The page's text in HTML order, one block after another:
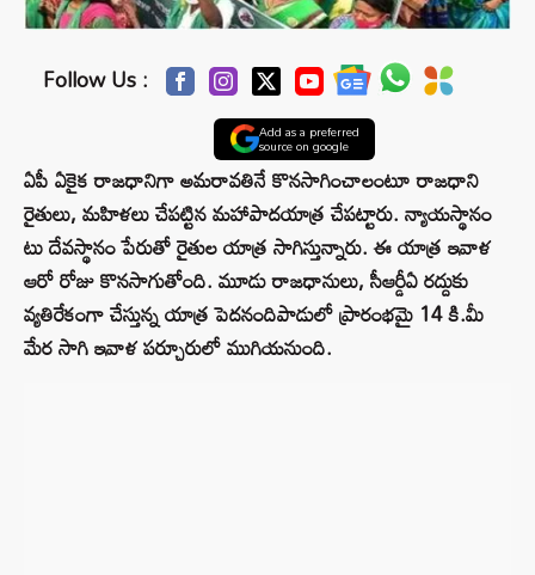
Follow Us :
Add as a preferred
source on google
ఏపీ ఏకైక రాజధానిగా అమరావతినే కొనసాగించాలంటూ రాజధాని
రైతులు, మహిళలు చేపట్టిన మహాపాదయాత్ర చేపట్టారు. న్యాయస్థానం
టు దేవస్థానం పేరుతో రైతుల యాత్ర సాగిస్తున్నారు. ఈ యాత్ర ఇవాళ
ఆరో రోజు కొనసాగుతోంది. మూడు రాజధానులు, సీఆర్డీఏ రద్దుకు
వ్యతిరేకంగా చేస్తున్న యాత్ర పెదనందిపాడులో ప్రారంభమై 14 కి.మీ
మేర సాగి ఇవాళ పర్చూరులో ముగియనుంది.